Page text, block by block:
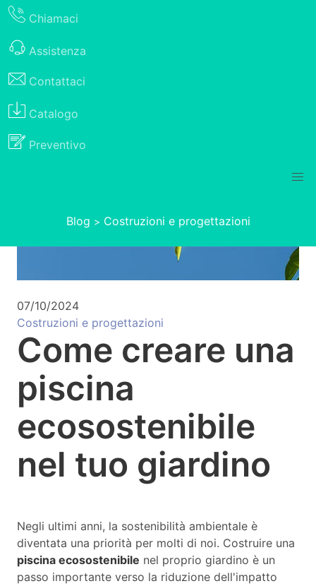
Chiamaci
Assistenza
Contattaci
Catalogo
Preventivo
Blog > Costruzioni e progettazioni
07/10/2024
Costruzioni e progettazioni
Come creare una
piscina
ecosostenibile
nel tuo giardino
Negli ultimi anni, la sostenibilità ambientale è
diventata una priorità per molti di noi. Costruire una
piscina ecosostenibile nel proprio giardino è un
passo importante verso la riduzione dell'impatto